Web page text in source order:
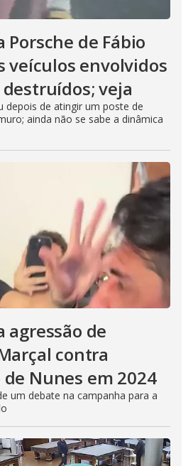
de Fábio
veículos envolvidos
veja
depois de atingir um poste de
ainda não se sabe a dinâmica
agressão de
contra
Nunes em 2024
um debate na campanha para a